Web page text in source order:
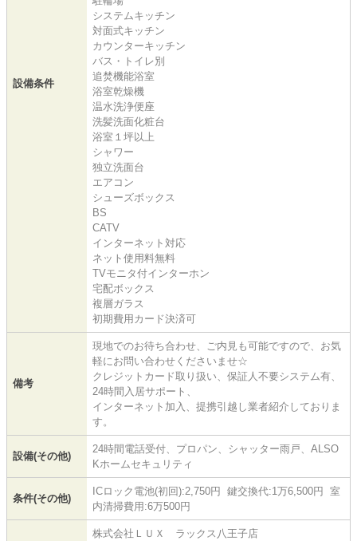
設備条件
システムキッチン
対面式キッチン
カウンターキッチン
バス・トイレ別
追焚機能浴室
浴室乾燥機
温水洗浄便座
洗髪洗面化粧台
浴室１坪以上
シャワー
独立洗面台
エアコン
シューズボックス
BS
CATV
インターネット対応
ネット使用料無料
TVモニタ付インターホン
宅配ボックス
複層ガラス
初期費用カード決済可
備考
現地でのお待ち合わせ、ご内見も可能ですので、お気
軽にお問い合わせくださいませ☆
クレジットカード取り扱い、保証人不要システム有、
24時間入居サポート、
インターネット加入、提携引越し業者紹介しておりま
す。
設備(その他)
24時間電話受付、プロパン、シャッター雨戸、ALSO
Kホームセキュリティ
条件(その他)
ICロック電池(初回):2,750円 鍵交換代:1万6,500円 室
内清掃費用:6万500円
株式会社ＬＵＸ ラックス八王子店